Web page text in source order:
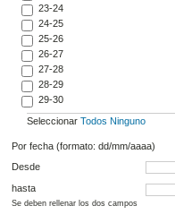
23-24
24-25
25-26
26-27
27-28
28-29
29-30
Seleccionar Todos Ninguno
Por fecha (formato: dd/mm/aaaa)
Desde
hasta
Se deben rellenar los dos campos